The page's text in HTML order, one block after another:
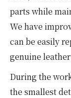
parts while
We have
can be easily
genuine
During the
the smallest